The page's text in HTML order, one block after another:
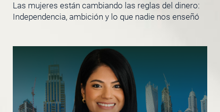
Las mujeres están cambiando las reglas del dinero:
Independencia, ambición y lo que nadie nos enseñó